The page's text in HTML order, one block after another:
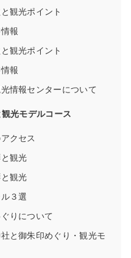
観光ポイント
報
観光ポイント
報
情報センターについて
光モデルコース
クセス
観光
観光
３選
りについて
と御朱印めぐり・観光モ